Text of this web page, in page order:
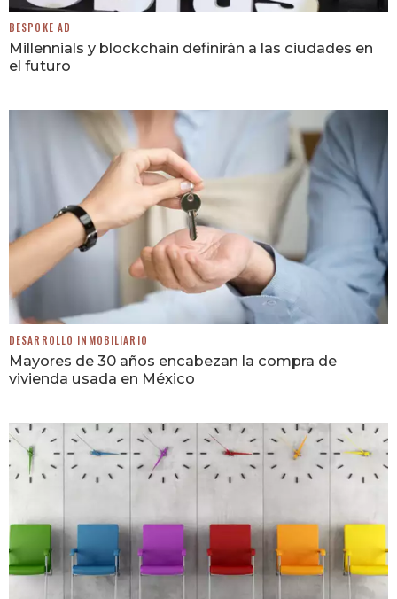
BESPOKE AD
Millennials y blockchain definirán a las ciudades en
el futuro
DESARROLLO INMOBILIARIO
Mayores de 30 años encabezan la compra de
vivienda usada en México